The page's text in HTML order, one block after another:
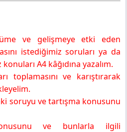
ve gelişmeye etki eden
istediğimiz soruları ya da
A4 kâğıdına yazalım.
toplamasını ve karıştırarak
soruyu ve tartışma konusunu
ve bunlarla ilgili